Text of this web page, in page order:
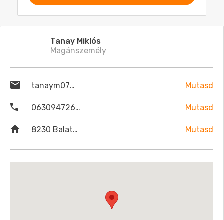
Tanay Miklós
Magánszemély
tanaym07@gmail.com Mutasd
06309472670 Mutasd
8230 Balatonfüred, Klapka u. 2 Mutasd